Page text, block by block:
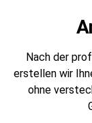
Nach der
erstellen wir
ohne